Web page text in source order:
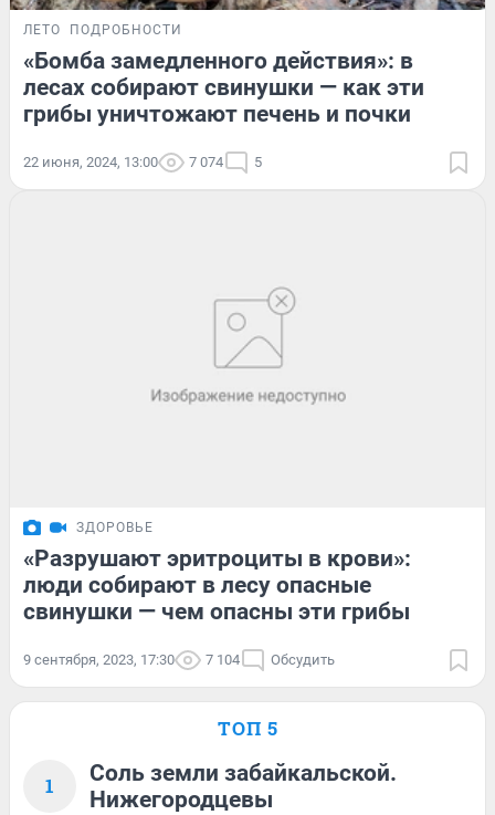
ЛЕТО ПОДРОБНОСТИ
«Бомба замедленного действия»: в
лесах собирают свинушки — как эти
грибы уничтожают печень и почки
22 июня, 2024, 13:00 7 074 5
ЗДОРОВЬЕ
«Разрушают эритроциты в крови»:
люди собирают в лесу опасные
свинушки — чем опасны эти грибы
9 сентября, 2023, 17:30 7 104 Обсудить
ТОП 5
1
Соль земли забайкальской.
Нижегородцевы